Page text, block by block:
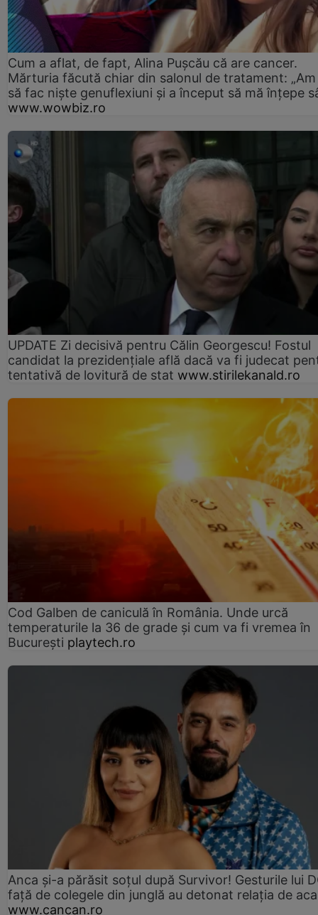
Cum a aflat, de fapt, Alina Pușcău că are cancer.
Mărturia făcută chiar din salonul de tratament:
să fac niște genuflexiuni și a început să mă înțepe
www.wowbiz.ro
UPDATE Zi decisivă pentru Călin Georgescu! Fostul
candidat la prezidențiale află dacă va fi judecat
tentativă de lovitură de stat www.stirilekanald.ro
Cod Galben de caniculă în România. Unde urcă
temperaturile la 36 de grade și cum va fi vremea în
București playtech.ro
Anca și-a părăsit soțul după Survivor! Gesturile lui
față de colegele din junglă au detonat relația de
www.cancan.ro